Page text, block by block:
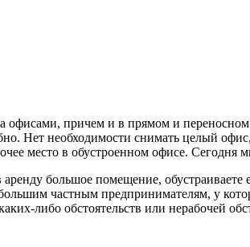
офисами, причем и в прямом и
Нет необходимости снимать целый
место в обустроенном офисе.
большое помещение,
частным предпринимателям, у
либо обстоятельств или нерабочей